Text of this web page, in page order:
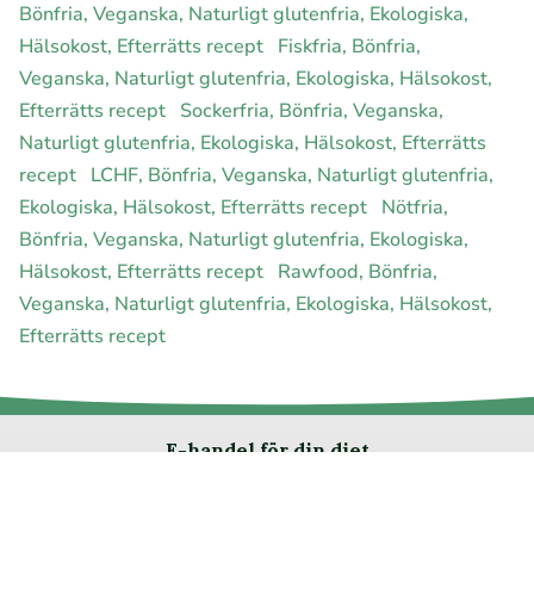
Bönfria, Veganska, Naturligt glutenfria, Ekologiska,
Hälsokost, Efterrätts recept Fiskfria, Bönfria,
Veganska, Naturligt glutenfria, Ekologiska, Hälsokost,
Efterrätts recept Sockerfria, Bönfria, Veganska,
Naturligt glutenfria, Ekologiska, Hälsokost, Efterrätts
recept LCHF, Bönfria, Veganska, Naturligt glutenfria,
Ekologiska, Hälsokost, Efterrätts recept Nötfria,
Bönfria, Veganska, Naturligt glutenfria, Ekologiska,
Hälsokost, Efterrätts recept Rawfood, Bönfria,
Veganska, Naturligt glutenfria, Ekologiska, Hälsokost,
Efterrätts recept
E-handel för din diet